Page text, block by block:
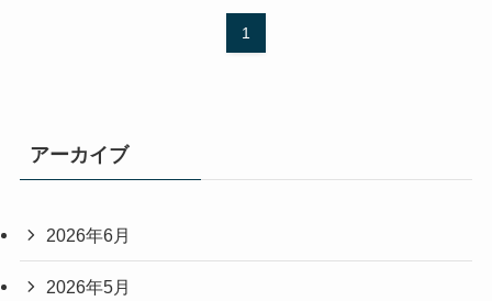
1
アーカイブ
2026年6月
2026年5月